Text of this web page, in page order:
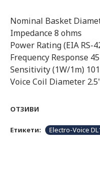
Nominal Basket
Impedance 8 ohms
Power Rating (EIA RS-
Frequency Response
Sensitivity (1W/1m)
Voice Coil Diameter
ОТЗИВИ
Етикети: Electro-Voice